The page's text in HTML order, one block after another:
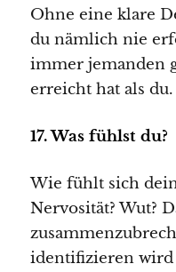
Ohne eine klare
du nämlich nie
immer jemanden
erreicht hat als du.
17. Was fühlst du?
Wie fühlt sich dein
Nervosität? Wut?
identifizieren wird